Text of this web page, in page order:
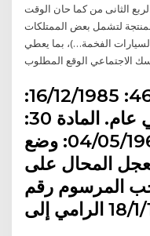
إلى أنه كان 9% خلال الربع الثانى من كما حان الوقت
لتشمل بعض الممتلكات
الفخمة…)، بما يعطي
مختلف: مرسوم: 4665: 16/12/1985:
وضع تصميم محاسبي عام. المادة 30:
مرسوم: 9800: 04/05/1968: وضع
المحال على
المرسوم رقم